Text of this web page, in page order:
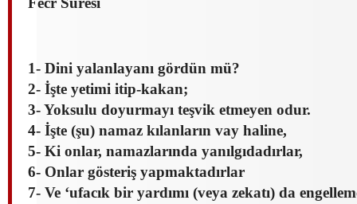
1- Dini yalanlayanı gördün mü?
2- İşte yetimi itip-kakan;
3- Yoksulu doyurmayı teşvik etmeyen odur.
4- İşte (şu) namaz kılanların vay haline,
5- Ki onlar, namazlarında yanılgıdadırlar,
6- Onlar gösteriş yapmaktadırlar
7- Ve ‘ufacık bir yardımı (veya zekatı) da